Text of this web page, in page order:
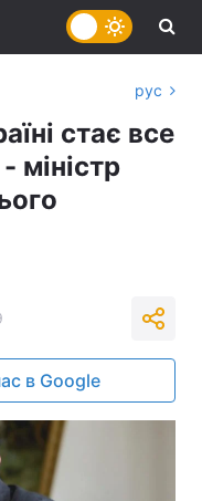
рус
стає все
міністр
в Google